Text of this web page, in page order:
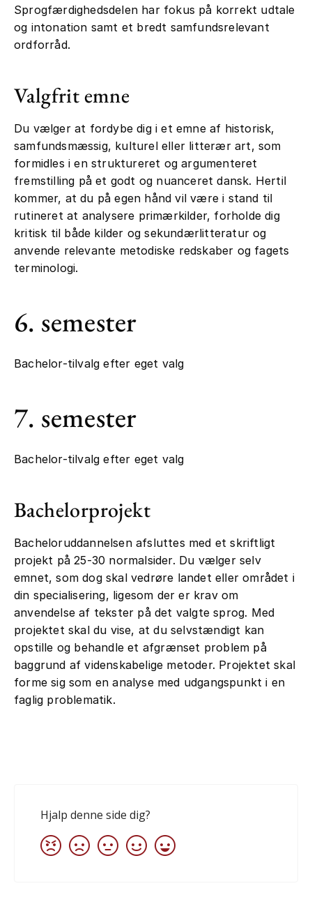
Sprogfærdighedsdelen har fokus på korrekt udtale
og intonation samt et bredt samfundsrelevant
ordforråd.
Valgfrit emne
Du vælger at fordybe dig i et emne af historisk,
samfundsmæssig, kulturel eller litterær art, som
formidles i en struktureret og argumenteret
fremstilling på et godt og nuanceret dansk. Hertil
kommer, at du på egen hånd vil være i stand til
rutineret at analysere primærkilder, forholde dig
kritisk til både kilder og sekundærlitteratur og
anvende relevante metodiske redskaber og fagets
terminologi.
6. semester
Bachelor-tilvalg efter eget valg
7. semester
Bachelor-tilvalg efter eget valg
Bachelorprojekt
Bacheloruddannelsen afsluttes med et skriftligt
projekt på 25-30 normalsider. Du vælger selv
emnet, som dog skal vedrøre landet eller området i
din specialisering, ligesom der er krav om
anvendelse af tekster på det valgte sprog. Med
projektet skal du vise, at du selvstændigt kan
opstille og behandle et afgrænset problem på
baggrund af videnskabelige metoder. Projektet skal
forme sig som en analyse med udgangspunkt i en
faglig problematik.